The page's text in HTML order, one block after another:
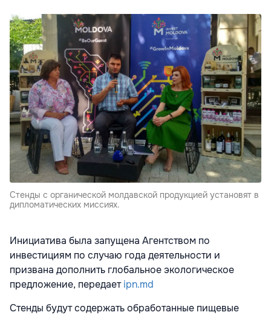
Стенды с органической молдавской продукцией установят в
дипломатических миссиях.
Инициатива была запущена Агентством по
инвестициям по случаю года деятельности и
призвана дополнить глобальное экологическое
предложение, передаетipn.md
Стенды будут содержать обработанные пищевые